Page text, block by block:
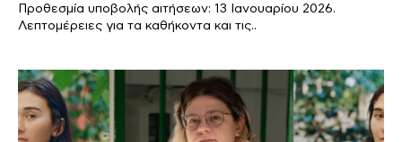
Προθεσμία υποβολής αιτήσεων: 13 Ιανουαρίου 2026.
Λεπτομέρειες για τα καθήκοντα και τις..